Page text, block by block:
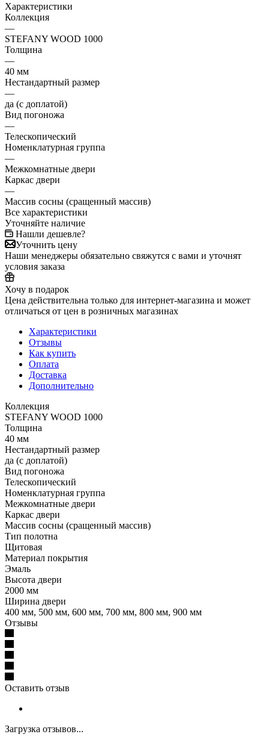
Характеристики
Коллекция
—
STEFANY WOOD 1000
Толщина
—
40 мм
Нестандартный размер
—
да (с доплатой)
Вид погоножа
—
Телескопический
Номенклатурная группа
—
Межкомнатные двери
Каркас двери
—
Массив сосны (сращенный массив)
Все характеристики
Уточняйте наличие
Нашли дешевле?
Уточнить цену
Наши менеджеры обязательно свяжутся с вами и уточнят
условия заказа
Хочу в подарок
Цена действительна только для интернет-магазина и может
отличаться от цен в розничных магазинах
Характеристики
Отзывы
Как купить
Оплата
Доставка
Дополнительно
Коллекция
STEFANY WOOD 1000
Толщина
40 мм
Нестандартный размер
да (с доплатой)
Вид погоножа
Телескопический
Номенклатурная группа
Межкомнатные двери
Каркас двери
Массив сосны (сращенный массив)
Тип полотна
Щитовая
Материал покрытия
Эмаль
Высота двери
2000 мм
Ширина двери
400 мм, 500 мм, 600 мм, 700 мм, 800 мм, 900 мм
Отзывы
Оставить отзыв
Загрузка отзывов...